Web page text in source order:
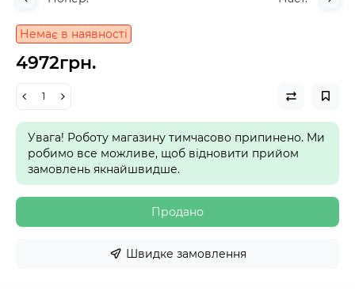
Немає в наявності
4972грн.
Увага! Роботу магазину тимчасово припинено. Ми
робимо все можливе, щоб відновити прийом
замовлень якнайшвидше.
Продано
Швидке замовлення